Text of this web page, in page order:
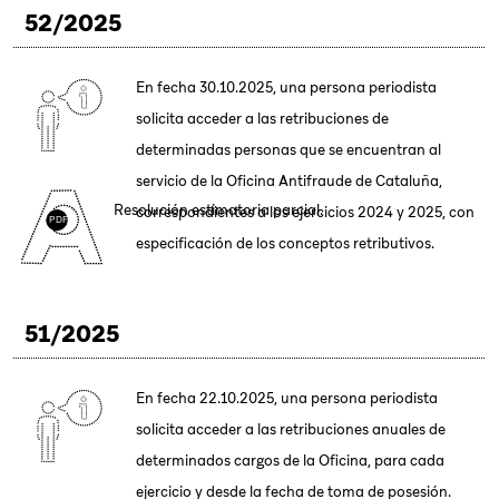
Reclamación y comporta la pérdida de objeto de la misma, ya
que la justificaban.
52/2025
En fecha 30.10.2025, una persona periodista
solicita acceder a las retribuciones de
determinadas personas que se encuentran al
servicio de la Oficina Antifraude de Cataluña,
correspondientes a los ejercicios 2024 y 2025, con
especificación de los conceptos retributivos.
Resolución estimatoria parcial.
51/2025
En fecha 22.10.2025, una persona periodista
solicita acceder a las retribuciones anuales de
determinados cargos de la Oficina, para cada
ejercicio y desde la fecha de toma de posesión.